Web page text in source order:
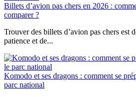
Billets d’avion pas chers en 2026 :
comparer ?
Trouver des billets d’avion pas chers est
patience et de...
Komodo et ses dragons : comment se
parc national